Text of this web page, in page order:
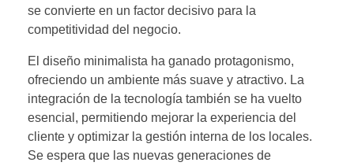
se convierte en un factor decisivo para la
competitividad del negocio.
El diseño minimalista ha ganado protagonismo,
ofreciendo un ambiente más suave y atractivo. La
integración de la tecnología también se ha vuelto
esencial, permitiendo mejorar la experiencia del
cliente y optimizar la gestión interna de los locales.
Se espera que las nuevas generaciones de